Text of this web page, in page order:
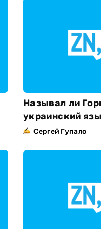
Называл ли
украинский
Сергей Гупало